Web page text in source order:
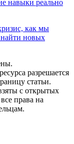
навыки реально
как мы
новых
разрешается
статьи.
с открытых
права на